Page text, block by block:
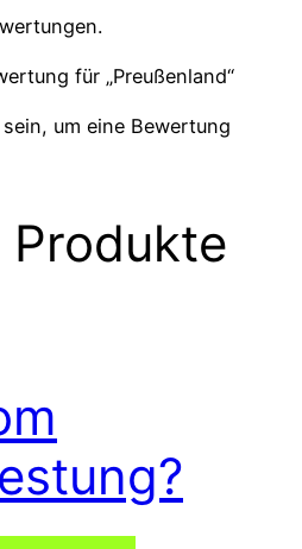
für „Preußenland“
sein, um eine Bewertung